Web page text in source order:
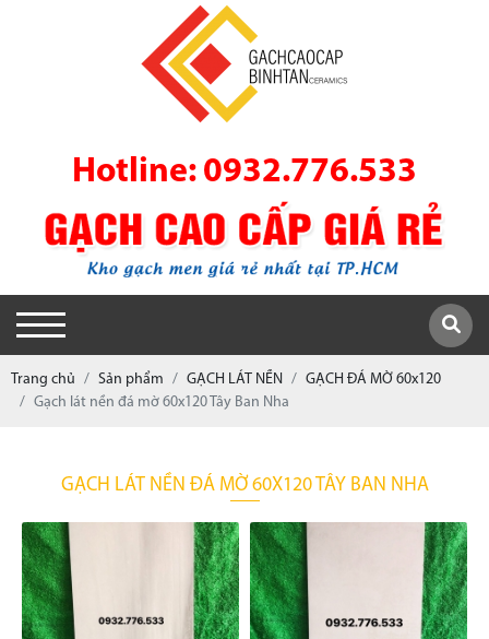
Hotline: 0932.776.533
Trang chủ Sản phẩm GẠCH LÁT NỀN
GẠCH ĐÁ MỜ 60x120
Gạch lát nền đá mờ 60x120 Tây Ban Nha
GẠCH LÁT NỀN ĐÁ MỜ 60X120 TÂY BAN NHA